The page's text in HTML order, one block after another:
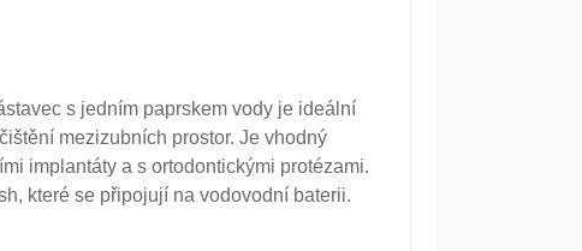
s jedním paprskem vody je ideální
mezizubních prostor. Je vhodný
implantáty a s ortodontickými protézami.
které se připojují na vodovodní baterii.